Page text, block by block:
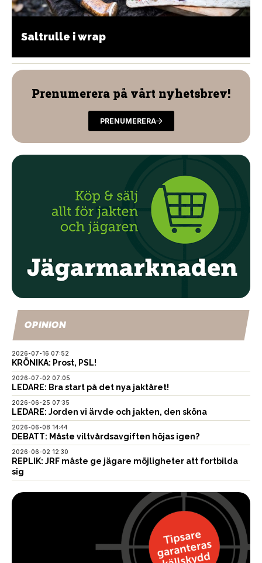
Saltrulle i wrap
Prenumerera på vårt nyhetsbrev!
PRENUMERERA
OPINION
2026-07-16 07:52
KRÖNIKA: Prost, PSL!
2026-07-02 07:05
LEDARE: Bra start på det nya jaktåret!
2026-06-25 07:35
LEDARE: Jorden vi ärvde och jakten, den sköna
2026-06-08 14:44
DEBATT: Måste viltvårdsavgiften höjas igen?
2026-06-02 12:30
REPLIK: JRF måste ge jägare möjligheter att fortbilda
sig